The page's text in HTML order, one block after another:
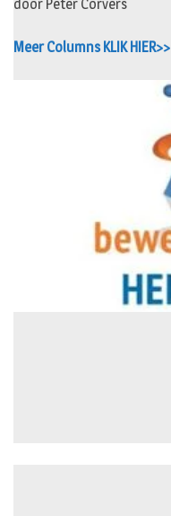
door Peter Corvers
Meer Columns KLIK HIER>>